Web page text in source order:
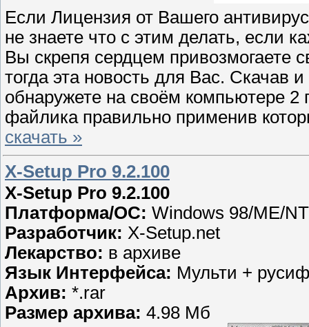
Если Лицензия от Вашего
не знаете что с этим делать, если
Вы скрепя сердцем привозмогаете
тогда эта новость для Вас. Скачав
обнаружете на своём компьютере 2
файлика правильно применив
скачать »
X-Setup Pro 9.2.100
X-Setup Pro 9.2.100
Платформа/ОС: Windows 98/ME/
Разработчик: X-Setup.net
Лекарство: в архиве
Язык Интерфейса: Мульти +
Архив: *.rar
Размер архива: 4.98 Мб